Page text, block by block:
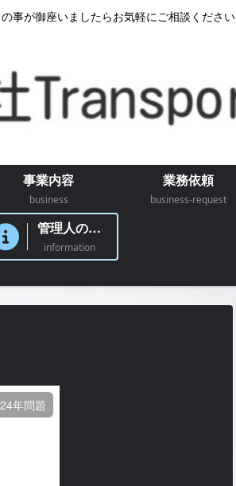
事が御座いましたらお気軽にご相談ください
事業内容
business
業務依頼
business-request
管理人のつぶやき
information
年問題